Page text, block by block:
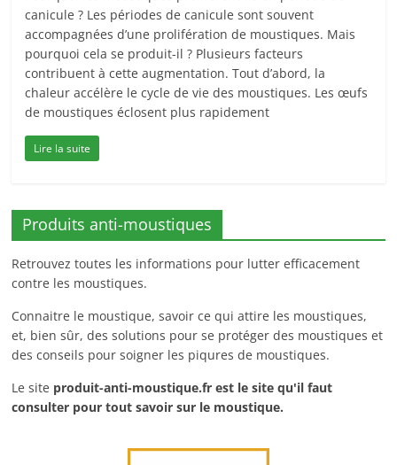
canicule ? Les périodes de canicule sont souvent
accompagnées d’une prolifération de moustiques. Mais
pourquoi cela se produit-il ? Plusieurs facteurs
contribuent à cette augmentation. Tout d’abord, la
chaleur accélère le cycle de vie des moustiques. Les œufs
de moustiques éclosent plus rapidement
Lire la suite
Produits anti-moustiques
Retrouvez toutes les informations pour lutter efficacement
contre les moustiques.
Connaitre le moustique, savoir ce qui attire les moustiques,
et, bien sûr, des solutions pour se protéger des moustiques et
des conseils pour soigner les piqures de moustiques.
Le site produit-anti-moustique.fr est le site qu'il faut
consulter pour tout savoir sur le moustique.